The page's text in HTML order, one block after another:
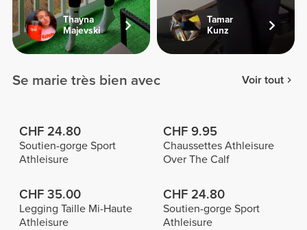
Thayna
Majevski
Tamar
Kunz
Se marie très bien avec Voir tout
CHF 24.80
Soutien-gorge Sport
Athleisure
CHF 9.95
Chaussettes Athleisure
Over The Calf
CHF 35.00
Legging Taille Mi-Haute
Athleisure
CHF 24.80
Soutien-gorge Sport
Athleisure